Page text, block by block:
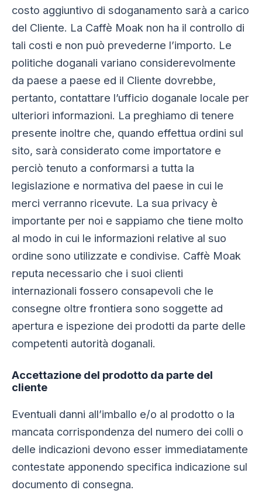
costo aggiuntivo di sdoganamento sarà a carico
del Cliente. La Caffè Moak non ha il controllo di
tali costi e non può prevederne l’importo. Le
politiche doganali variano considerevolmente
da paese a paese ed il Cliente dovrebbe,
pertanto, contattare l’ufficio doganale locale per
ulteriori informazioni. La preghiamo di tenere
presente inoltre che, quando effettua ordini sul
sito, sarà considerato come importatore e
perciò tenuto a conformarsi a tutta la
legislazione e normativa del paese in cui le
merci verranno ricevute. La sua privacy è
importante per noi e sappiamo che tiene molto
al modo in cui le informazioni relative al suo
ordine sono utilizzate e condivise. Caffè Moak
reputa necessario che i suoi clienti
internazionali fossero consapevoli che le
consegne oltre frontiera sono soggette ad
apertura e ispezione dei prodotti da parte delle
competenti autorità doganali.
Accettazione del prodotto da parte del
cliente
Eventuali danni all’imballo e/o al prodotto o la
mancata corrispondenza del numero dei colli o
delle indicazioni devono esser immediatamente
contestate apponendo specifica indicazione sul
documento di consegna.